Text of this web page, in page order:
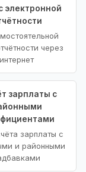
электронной
через
интернет
зарплаты с
зарплаты с
и районными